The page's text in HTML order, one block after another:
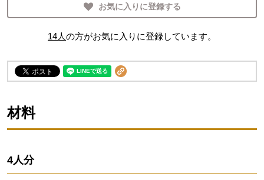
お気に入りに登録する
14人の方がお気に入りに登録しています。
材料
4人分